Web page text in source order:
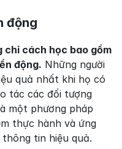
động
chỉ cách học bao gồm
động. Những người
quả nhất khi họ có
tác các đối tượng
một phương pháp
thực hành và ứng
tin hiệu quả.